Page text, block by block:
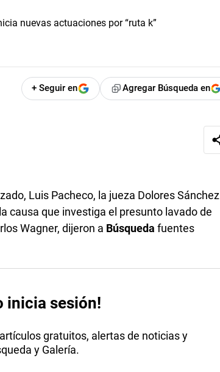
+ Seguir en Agregar Búsqueda en
Luis Pacheco, la jueza Dolores Sánchez
causa que investiga el presunto lavado de
Wagner, dijeron a Búsqueda fuentes
inicia sesión!
gratuitos, alertas de noticias y
y Galería.